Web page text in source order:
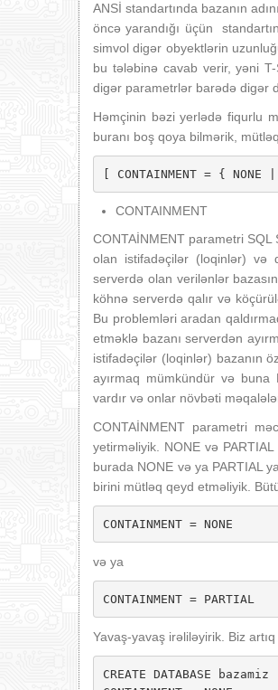
ANSİ standartında bazanın
öncə yarandığı üçün
simvol digər obyektlərin
bu tələbinə cavab verir, yəni T-
digər parametrlər barədə digər
Həmçinin bəzi yerlədə fiqurlu
buranı boş qoya bilmərik,
[ CONTAINMENT = {
CONTAINMENT
CONTAİNMENT parametri SQL
olan istifadəçilər (loqinlər) və
serverdə olan verilənlər
köhnə serverdə qalır və
Bu problemləri aradan
etməklə bazanı serverdən
istifadəçilər (loqinlər) bazanın
ayırmaq mümkündür və buna
vardır və onlar növbəti
CONTAİNMENT parametri
yetirməliyik. NONE və
burada NONE və ya PARTIAL
birini mütləq qeyd etməliyik.
CONTAINMENT = NONE
və ya
CONTAINMENT = PARTIAL
Yavaş-yavaş irəliləyirik. Biz
CREATE DATABASE bazamiz